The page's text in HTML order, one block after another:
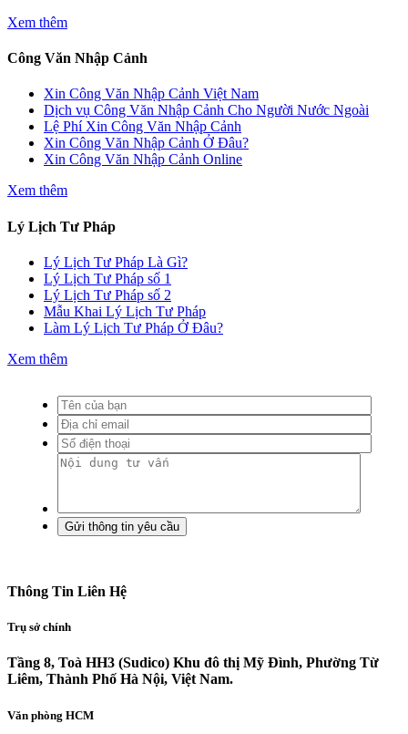
Xem thêm
Công Văn Nhập Cảnh
Xin Công Văn Nhập Cảnh Việt Nam
Dịch vụ Công Văn Nhập Cảnh Cho Người Nước Ngoài
Lệ Phí Xin Công Văn Nhập Cảnh
Xin Công Văn Nhập Cảnh Ở Đâu?
Xin Công Văn Nhập Cảnh Online
Xem thêm
Lý Lịch Tư Pháp
Lý Lịch Tư Pháp Là Gì?
Lý Lịch Tư Pháp số 1
Lý Lịch Tư Pháp số 2
Mẫu Khai Lý Lịch Tư Pháp
Làm Lý Lịch Tư Pháp Ở Đâu?
Xem thêm
Thông Tin Liên Hệ
Trụ sở chính
Tầng 8, Toà HH3 (Sudico) Khu đô thị Mỹ Đình, Phường Từ
Liêm, Thành Phố Hà Nội, Việt Nam.
Văn phòng HCM